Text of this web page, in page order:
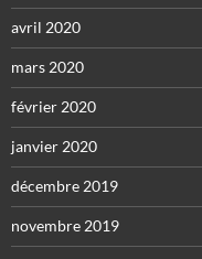
avril 2020
mars 2020
février 2020
janvier 2020
décembre 2019
novembre 2019